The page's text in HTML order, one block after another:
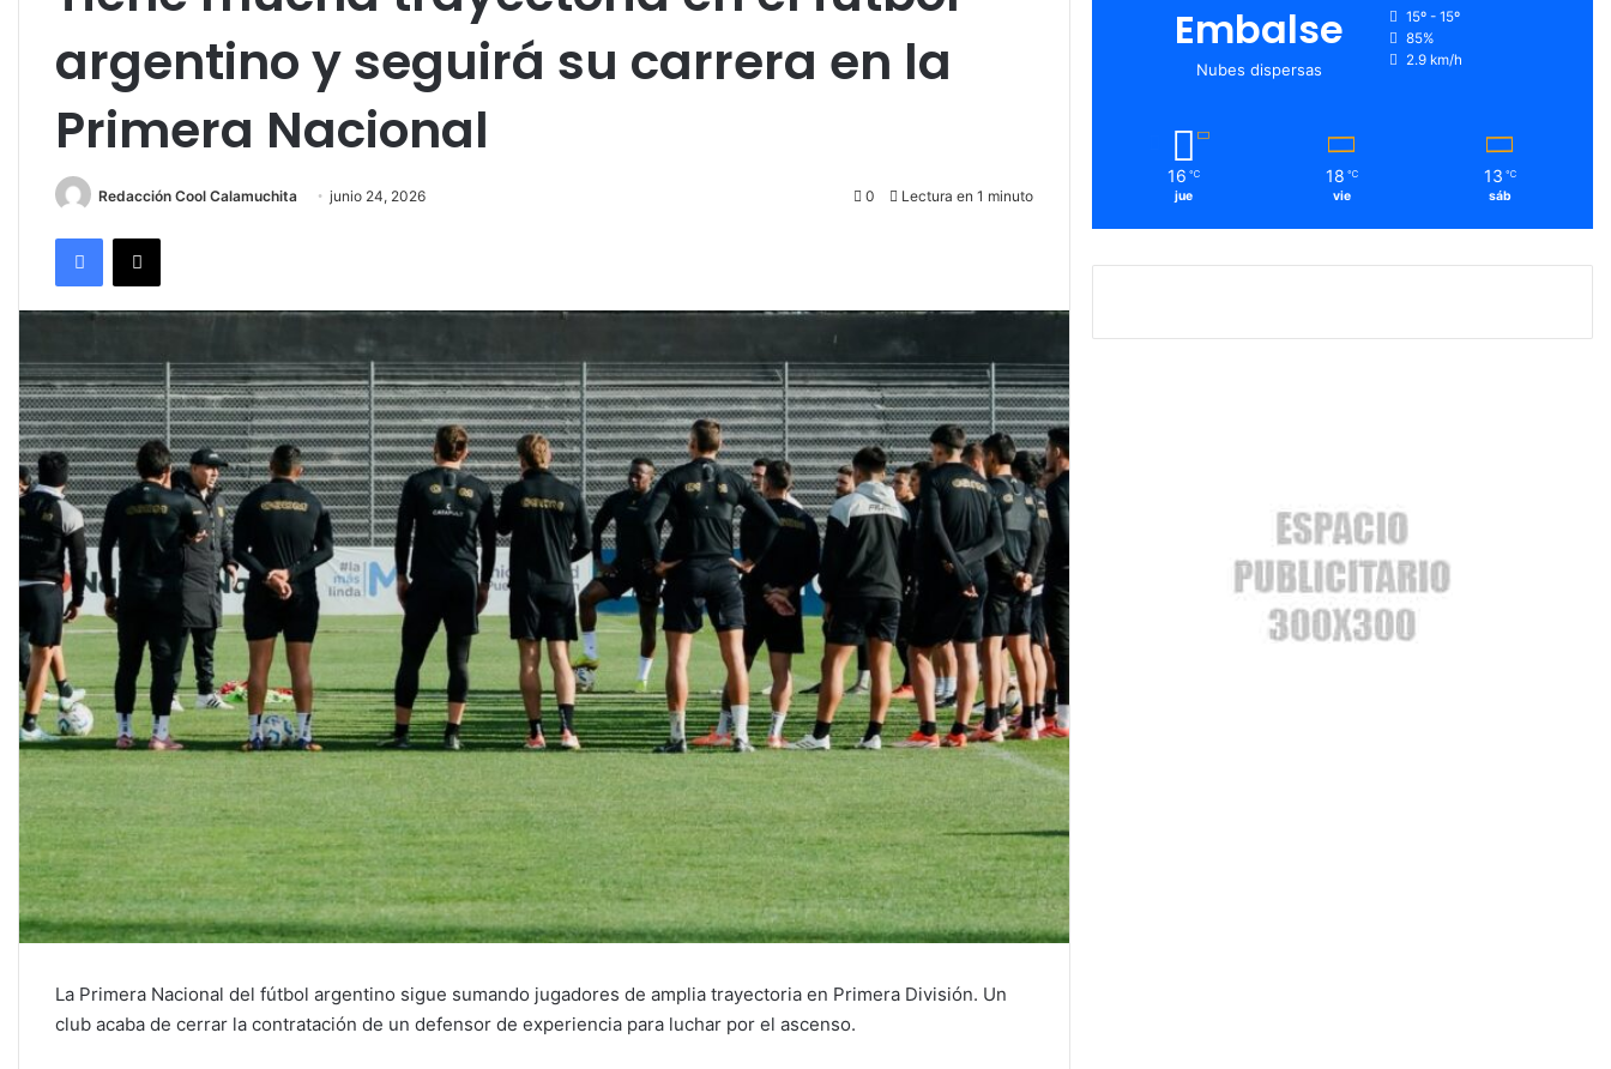
argentino y seguirá su carrera en la
Primera Nacional
Redacción Cool Calamuchita junio 24, 2026 0 Lectura en 1 minuto
Facebook
X
La Primera Nacional del fútbol argentino sigue sumando jugadores de amplia trayectoria en Primera División. Un
club acaba de cerrar la contratación de un defensor de experiencia para luchar por el ascenso.
Embalse
Nubes dispersas
15º - 15º
85%
2.9 km/h
16 ℃
jue
18 ℃
vie
13 ℃
sáb